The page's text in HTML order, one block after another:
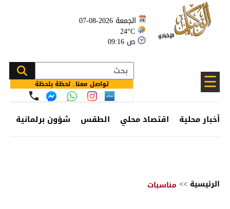
الجمعة 2026-08-07
24°C
09:16 ص
☰ تواصل معنا.. لحظة بلحظة
أخبار محلية اقتصاد محلي الطقس شؤون برلمانية
الرئيسية >> مناسبات